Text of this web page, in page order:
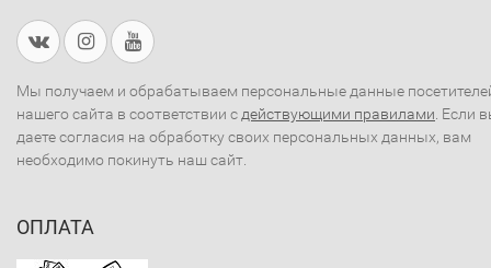
Мы получаем и обрабатываем персональные данные
нашего сайта в соответствии с действующими правилами . Если
даете согласия на обработку своих персональных данных, вам
необходимо покинуть наш сайт.
ОПЛАТА